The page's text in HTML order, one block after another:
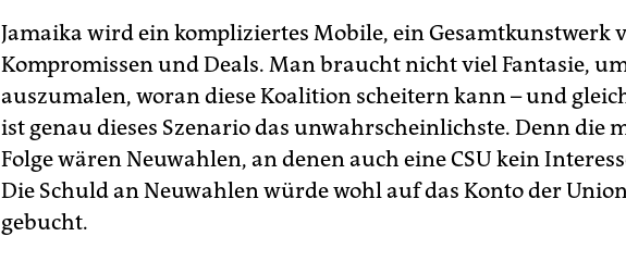
Jamaika wird ein kompliziertes Mobile, ein Gesamtkunstwerk
Kompromissen und Deals. Man braucht nicht viel Fantasie,
auszumalen, woran diese Koalition scheitern kann – und
ist genau dieses Szenario das unwahrscheinlichste. Denn die
Folge wären Neuwahlen, an denen auch eine CSU kein
Die Schuld an Neuwahlen würde wohl auf das Konto der
gebucht.